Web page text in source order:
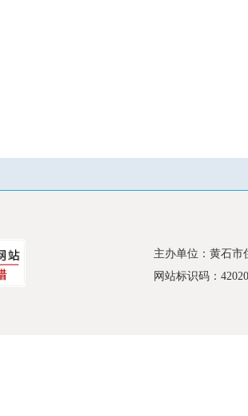
主办单位：黄石市
网站标识码：